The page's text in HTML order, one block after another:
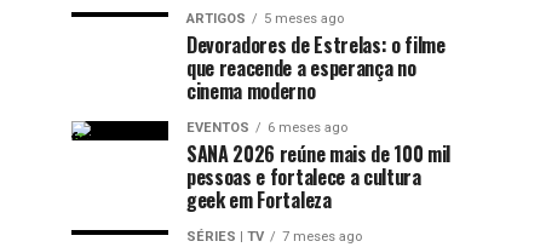
ARTIGOS 5 meses ago
Devoradores de Estrelas: o filme
que reacende a esperança no
cinema moderno
EVENTOS 6 meses ago
SANA 2026 reúne mais de 100 mil
pessoas e fortalece a cultura
geek em Fortaleza
SÉRIES | TV 7 meses ago